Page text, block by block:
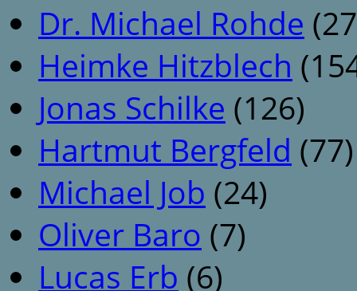
Dr. Michael Rohde
Heimke Hitzblech
Jonas Schilke (126)
Hartmut Bergfeld (77)
Michael Job (24)
Oliver Baro (7)
Lucas Erb (6)